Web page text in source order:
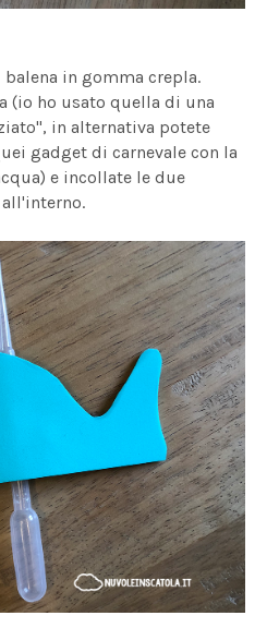
in gomma crepla.
(io ho usato quella di una
in alternativa potete
gadget di carnevale con la
e incollate le due